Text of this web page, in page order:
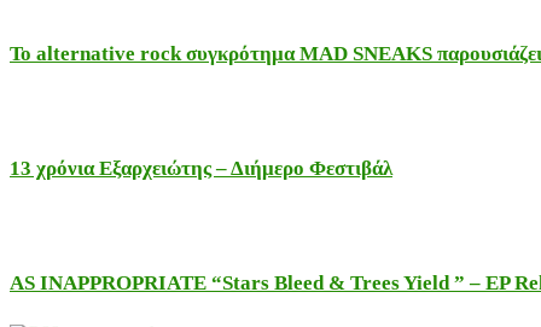
Το alternative rock συγκρότημα MAD SNEAKS
13 χρόνια Εξαρχειώτης – Διήμερο Φεστιβάλ
AS INAPPROPRIATE “Stars Bleed & Trees Yield ” – EP